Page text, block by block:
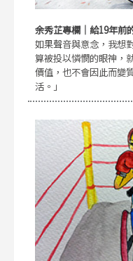
余秀芷專欄｜給19年前
如果聲音與意念，我想
算被投以憐憫的眼神，
價值，也不會因此而變
活。」